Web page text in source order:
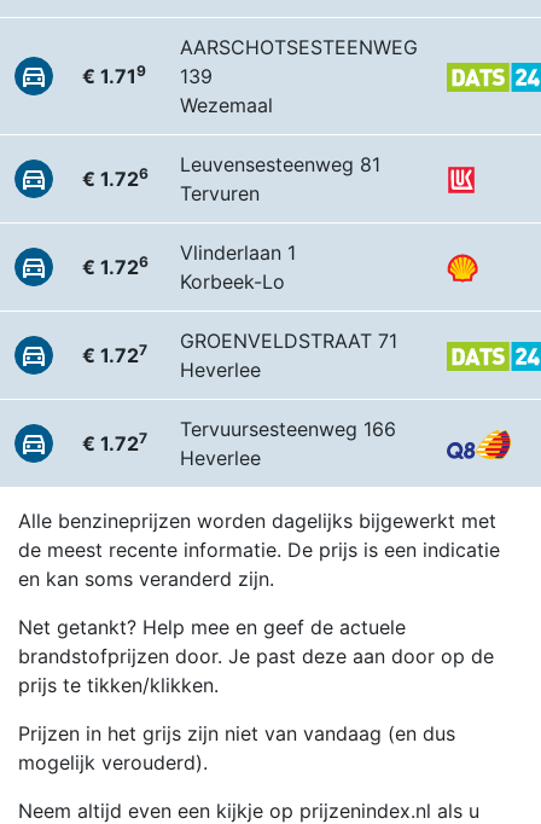
€ 1.719
AARSCHOTSESTEENWEG
139
Wezemaal
€ 1.726
Leuvensesteenweg 81
Tervuren
€ 1.726
Vlinderlaan 1
Korbeek-Lo
€ 1.727
GROENVELDSTRAAT 71
Heverlee
€ 1.727
Tervuursesteenweg 166
Heverlee
Alle benzineprijzen worden dagelijks bijgewerkt met
de meest recente informatie. De prijs is een indicatie
en kan soms veranderd zijn.
Net getankt? Help mee en geef de actuele
brandstofprijzen door. Je past deze aan door op de
prijs te tikken/klikken.
Prijzen in het grijs zijn niet van vandaag (en dus
mogelijk verouderd).
Neem altijd even een kijkje op prijzenindex.nl als u